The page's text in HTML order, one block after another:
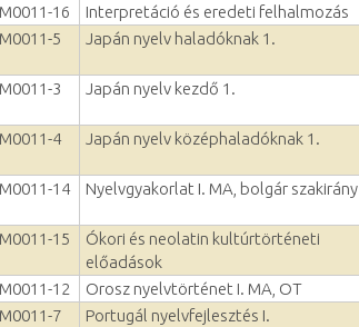
16
Interpretáció és eredeti felhalmozás
5
Japán nyelv haladóknak 1.
3
Japán nyelv kezdő 1.
4
Japán nyelv középhaladóknak 1.
14
Nyelvgyakorlat I. MA, bolgár szakirány
15
Ókori és neolatin kultúrtörténeti
előadások
12 Orosz nyelvtörténet I. MA, OT
7
Portugál nyelvfejlesztés I.